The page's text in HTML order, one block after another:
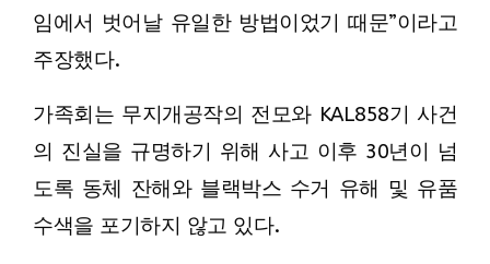
임에서 벗어날 유일한 방법이었기 때문”이라고
주장했다.
가족회는 무지개공작의 전모와 KAL858기 사건
의 진실을 규명하기 위해 사고 이후 30년이 넘
도록 동체 잔해와 블랙박스 수거 유해 및 유품
수색을 포기하지 않고 있다.